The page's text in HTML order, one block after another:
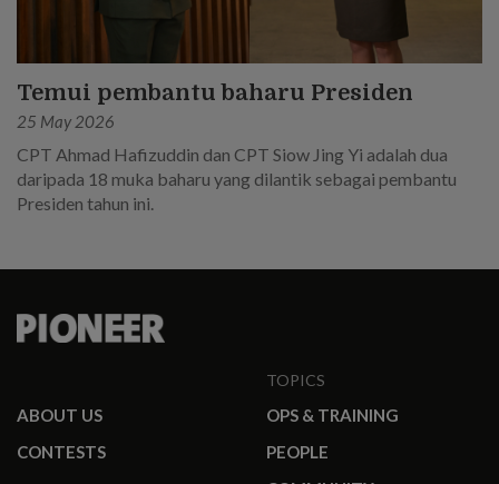
Temui pembantu baharu Presiden
25 May 2026
CPT Ahmad Hafizuddin dan CPT Siow Jing Yi adalah dua
daripada 18 muka baharu yang dilantik sebagai pembantu
Presiden tahun ini.
ABOUT US
CONTESTS
TOPICS
OPS & TRAINING
PEOPLE